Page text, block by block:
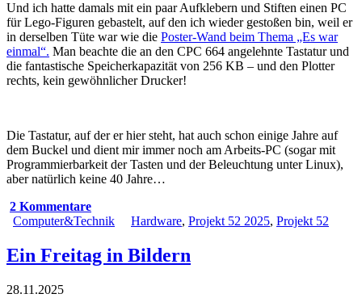
Und ich hatte damals mit ein paar Aufklebern und Stiften einen PC
für Lego-Figuren gebastelt, auf den ich wieder gestoßen bin, weil er
in derselben Tüte war wie die Poster-Wand beim Thema „Es war
einmal“. Man beachte die an den CPC 664 angelehnte Tastatur und
die fantastische Speicherkapazität von 256 KB – und den Plotter
rechts, kein gewöhnlicher Drucker!
Die Tastatur, auf der er hier steht, hat auch schon einige Jahre auf
dem Buckel und dient mir immer noch am Arbeits-PC (sogar mit
Programmierbarkeit der Tasten und der Beleuchtung unter Linux),
aber natürlich keine 40 Jahre…
2 Kommentare
Computer&Technik
Hardware, Projekt 52 2025, Projekt 52
Ein Freitag in Bildern
28.11.2025